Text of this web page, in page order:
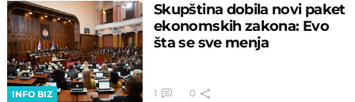
INFO BIZ
Skupština dobila novi paket
ekonomskih zakona: Evo
šta se sve menja
1 0